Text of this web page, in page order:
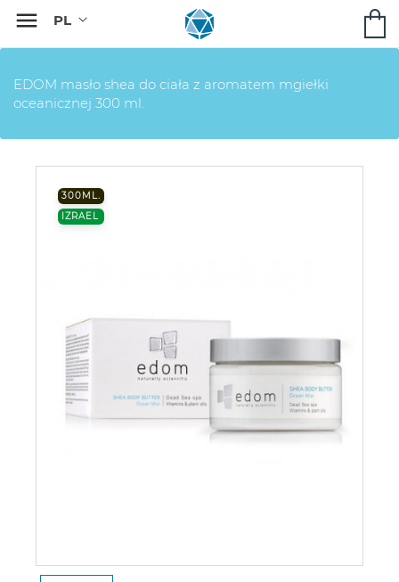

EDOM masło shea do ciała z aromatem mgiełki
oceanicznej 300 ml.
300ML.
IZRAEL